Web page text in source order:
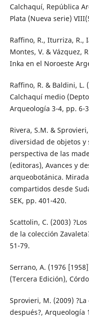
Calchaquí, República
Plata (Nueva serie)
Raffino, R., Iturriza, R.,
Montes, V. & Vázquez,
Inka en el Noroeste
Raffino, R. & Baldini, L.
Calchaquí medio
Arqueología 3-4, pp. 6-
Rivera, S.M. &
diversidad de objetos
perspectiva de las
(editoras), Avances y
arqueobotánica.
compartidos desde
SEK, pp. 401-420.
Scattolin, C. (2003)
de la colección
51-79.
Serrano, A. (1976
(Tercera Edición),
Sprovieri, M. (2009)
después?, Arqueología